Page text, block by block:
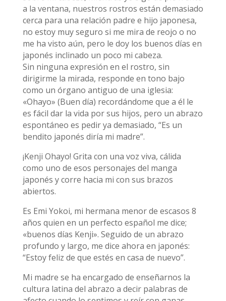
a la ventana, nuestros rostros están demasiado
cerca para una relación padre e hijo japonesa,
no estoy muy seguro si me mira de reojo o no
me ha visto aún, pero le doy los buenos días en
japonés inclinado un poco mi cabeza.
Sin ninguna expresión en el rostro, sin
dirigirme la mirada, responde en tono bajo
como un órgano antiguo de una iglesia:
«Ohayo» (Buen día) recordándome que a él le
es fácil dar la vida por sus hijos, pero un abrazo
espontáneo es pedir ya demasiado, “Es un
bendito japonés diría mi madre”.
¡Kenji Ohayo! Grita con una voz viva, cálida
como uno de esos personajes del manga
japonés y corre hacia mi con sus brazos
abiertos.
Es Emi Yokoi, mi hermana menor de escasos 8
años quien en un perfecto español me dice;
«buenos días Kenji». Seguido de un abrazo
profundo y largo, me dice ahora en japonés:
“Estoy feliz de que estés en casa de nuevo”.
Mi madre se ha encargado de enseñarnos la
cultura latina del abrazo a decir palabras de